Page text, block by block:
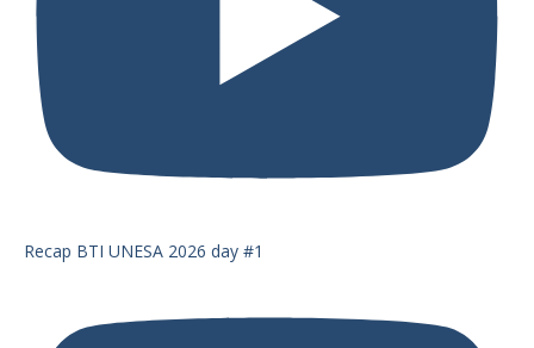
Recap BTI UNESA 2026 day #1